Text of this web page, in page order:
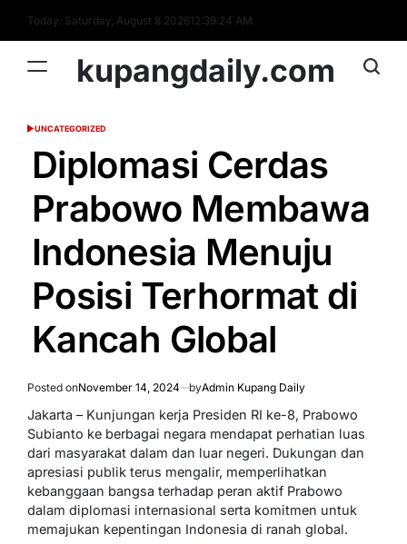
content
Today: Saturday, August 8 202612:39:25 AM
kupangdaily.com
POSTED
UNCATEGORIZED
Diplomasi Cerdas
Prabowo Membawa
Indonesia Menuju
Posisi Terhormat di
Kancah Global
Posted onNovember 14, 2024 byAdmin Kupang Daily
Jakarta – Kunjungan kerja Presiden RI ke-8, Prabowo
Subianto ke berbagai negara mendapat perhatian luas
dari masyarakat dalam dan luar negeri. Dukungan dan
apresiasi publik terus mengalir, memperlihatkan
kebanggaan bangsa terhadap peran aktif Prabowo
dalam diplomasi internasional serta komitmen untuk
memajukan kepentingan Indonesia di ranah global.